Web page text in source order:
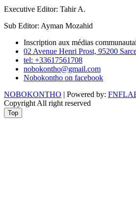
Executive Editor: Tahir A.
Sub Editor: Ayman Mozahid
Inscription aux médias
02 Avenue Henri Prost, 95200
tel: +33617561708
nobokontho@gmail.com
Nobokontho on facebook
NOBOKONTHO | Powered by:
Copyright All right reserved
Top